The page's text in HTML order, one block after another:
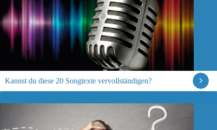
Kannst du diese 20 Songtexte vervollständigen?